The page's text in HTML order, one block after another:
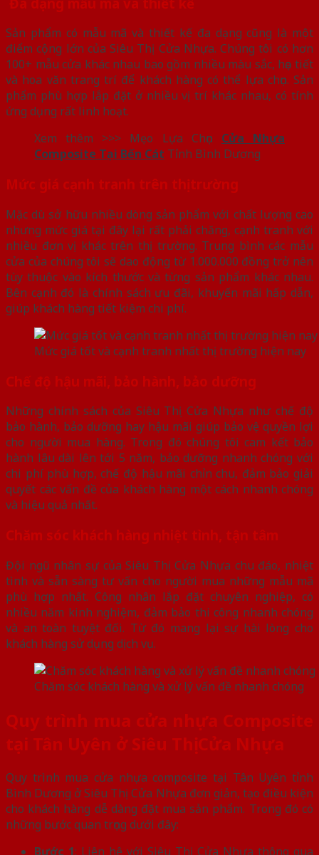
Sản phẩm có mẫu mã và thiết kế đa dạng cũng là một
điểm cộng lớn của Siêu Thị Cửa Nhựa. Chúng tôi có hơn
100+ mẫu cửa khác nhau bao gồm nhiều màu sắc, họa tiết
và hoa văn trang trí để khách hàng có thể lựa chọn. Sản
phẩm phù hợp lắp đặt ở nhiều vị trí khác nhau, có tính
ứng dụng rất linh hoạt.
Xem thêm >>> Mẹo Lựa Chọn Cửa Nhựa
Composite Tại Bến Cát Tỉnh Bình Dương
Mức giá cạnh tranh trên thị trường
Mặc dù sở hữu nhiều dòng sản phẩm với chất lượng cao
nhưng mức giá tại đây lại rất phải chăng, cạnh tranh với
nhiều đơn vị khác trên thị trường. Trung bình các mẫu
cửa của chúng tôi sẽ dao động từ 1.000.000 đồng trở nên
tùy thuộc vào kích thước và từng sản phẩm khác nhau.
Bên cạnh đó là chính sách ưu đãi, khuyến mãi hấp dẫn,
giúp khách hàng tiết kiệm chi phí.
Mức giá tốt và cạnh tranh nhất thị trường hiện nay
Chế độ hậu mãi, bảo hành, bảo dưỡng
Những chính sách của Siêu Thị Cửa Nhựa như chế độ
bảo hành, bảo dưỡng hay hậu mãi giúp bảo vệ quyền lợi
cho người mua hàng. Trong đó chúng tôi cam kết bảo
hành lâu dài lên tới 5 năm, bảo dưỡng nhanh chóng với
chi phí phù hợp, chế độ hậu mãi chỉn chu, đảm bảo giải
quyết các vấn đề của khách hàng một cách nhanh chóng
và hiệu quả nhất.
Chăm sóc khách hàng nhiệt tình, tận tâm
Đội ngũ nhân sự của Siêu Thị Cửa Nhựa chu đáo, nhiệt
tình và sẵn sàng tư vấn cho người mua những mẫu mã
phù hợp nhất. Công nhân lắp đặt chuyên nghiệp, có
nhiều năm kinh nghiệm, đảm bảo thi công nhanh chóng
và an toàn tuyệt đối. Từ đó mang lại sự hài lòng cho
khách hàng sử dụng dịch vụ.
Chăm sóc khách hàng và xử lý vấn đề nhanh chóng
Quy trình mua cửa nhựa Composite
tại Tân Uyên ở Siêu Thị Cửa Nhựa
Quy trình mua cửa nhựa composite tại Tân Uyên tỉnh
Bình Dương ở Siêu Thị Cửa Nhựa đơn giản, tạo điều kiện
cho khách hàng dễ dàng đặt mua sản phẩm. Trong đó có
những bước quan trọng dưới đây:
Bước 1: Liên hệ với Siêu Thị Cửa Nhựa thông qua